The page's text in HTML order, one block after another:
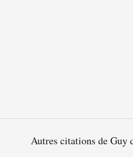
Autres citations de Guy